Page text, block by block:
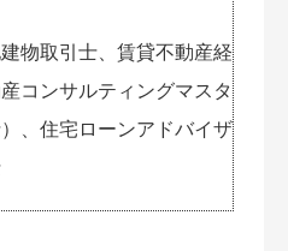
物取引士、賃貸不動産経
コンサルティングマスタ
、住宅ローンアドバイザ